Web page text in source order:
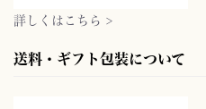
詳しくはこちら >
送料・ギフト包装について